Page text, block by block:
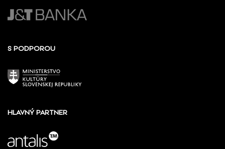
S PODPOROU
HLAVNÝ PARTNER